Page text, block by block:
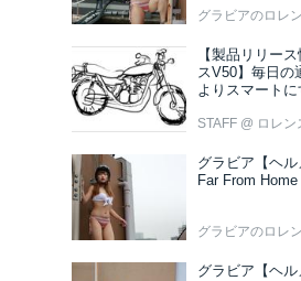
グラビアのロレ
【製品リリー
スV50】毎日の
よりスマートに
STAFF @ ロレン
グラビア【ヘル
Far From
グラビアのロレ
グラビア【ヘル